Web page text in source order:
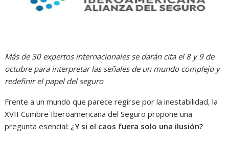
Más de 30 expertos internacionales se darán cita el 8 y 9 de
octubre para interpretar las señales de un mundo complejo y
redefinir el papel del seguro
Frente a un mundo que parece regirse por la inestabilidad, la
XVII Cumbre Iberoamericana del Seguro propone una
pregunta esencial: ¿Y si el caos fuera solo una ilusión?